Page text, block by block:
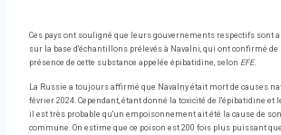
Ces pays ont souligné que leurs gouvernements respectifs sont
sur la base d'échantillons prélevés à Navalni, qui ont confirmé
présence de cette substance appelée épibatidine, selon EFE.
La Russie a toujours affirmé que Navalny était mort de causes
février 2024. Cependant, étant donné la toxicité de l'épibatidine et
il est très probable qu'un empoisonnement ait été la cause de
commune. On estime que ce poison est 200 fois plus puissant